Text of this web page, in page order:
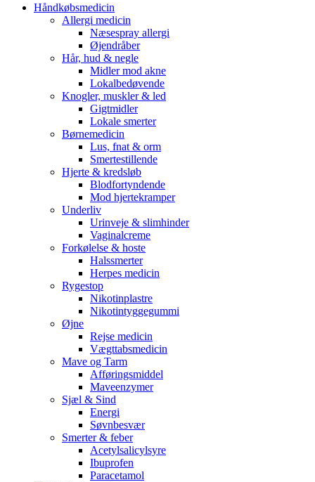
Håndkøbsmedicin
Allergi medicin
Næsespray allergi
Øjendråber
Hår, hud & negle
Midler mod akne
Lokalbedøvende
Knogler, muskler & led
Gigtmidler
Lokale smerter
Børnemedicin
Lus, fnat & orm
Smertestillende
Hjerte & kredsløb
Blodfortyndende
Mod hjertekramper
Underliv
Urinveje & slimhinder
Vaginalcreme
Forkølelse & hoste
Halssmerter
Herpes medicin
Rygestop
Nikotinplastre
Nikotintyggegummi
Øjne
Rejse medicin
Vægttabsmedicin
Mave og Tarm
Afføringsmiddel
Maveenzymer
Sjæl & Sind
Energi
Søvnbesvær
Smerter & feber
Acetylsalicylsyre
Ibuprofen
Paracetamol